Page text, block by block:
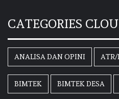
CATEGORIES
ANALISA DAN OPINI ATR/
BIMTEK BIMTEK DESA